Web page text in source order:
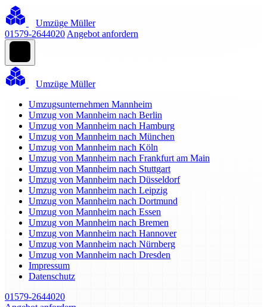
Umzüge Müller
01579-2644020 Angebot anfordern
Umzüge Müller
Umzugsunternehmen Mannheim
Umzug von Mannheim nach Berlin
Umzug von Mannheim nach Hamburg
Umzug von Mannheim nach München
Umzug von Mannheim nach Köln
Umzug von Mannheim nach Frankfurt am Main
Umzug von Mannheim nach Stuttgart
Umzug von Mannheim nach Düsseldorf
Umzug von Mannheim nach Leipzig
Umzug von Mannheim nach Dortmund
Umzug von Mannheim nach Essen
Umzug von Mannheim nach Bremen
Umzug von Mannheim nach Hannover
Umzug von Mannheim nach Nürnberg
Umzug von Mannheim nach Dresden
Impressum
Datenschutz
01579-2644020